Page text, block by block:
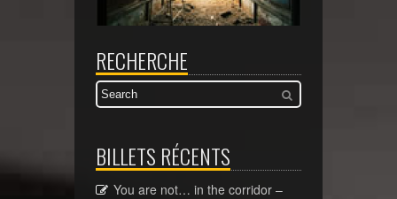
RECHERCHE
BILLETS RÉCENTS
You are not… in the corridor –